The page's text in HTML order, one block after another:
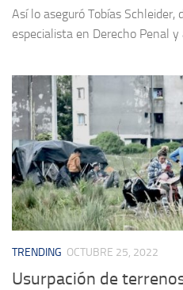
Así lo aseguró Tobías
especialista en Derecho Penal y
TRENDING OCTUBRE 25, 2022
Usurpación de